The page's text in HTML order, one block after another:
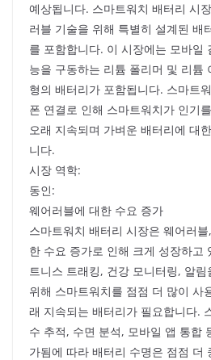
예상됩니다. 스마트워치 배터리 시
러블 기술을 위해 특별히 설계된 배
를 포함합니다. 이 시장에는 모바일
능을 구동하는 리튬 폴리머 및 리튬
형의 배터리가 포함됩니다. 스마트
폰 연결로 인해 스마트워치가 인기
오래 지속되며 가벼운 배터리에 대
니다.
시장 역학:
동인:
웨어러블에 대한 수요 증가
스마트워치 배터리 시장은 웨어러
한 수요 증가로 인해 크게 성장하고
트니스 트래킹, 건강 모니터링, 알
위해 스마트워치를 점점 더 많이 사
래 지속되는 배터리가 필요합니다.
수 추적, 수면 분석, 모바일 앱 통합
가됨에 따라 배터리 수명은 점점 더